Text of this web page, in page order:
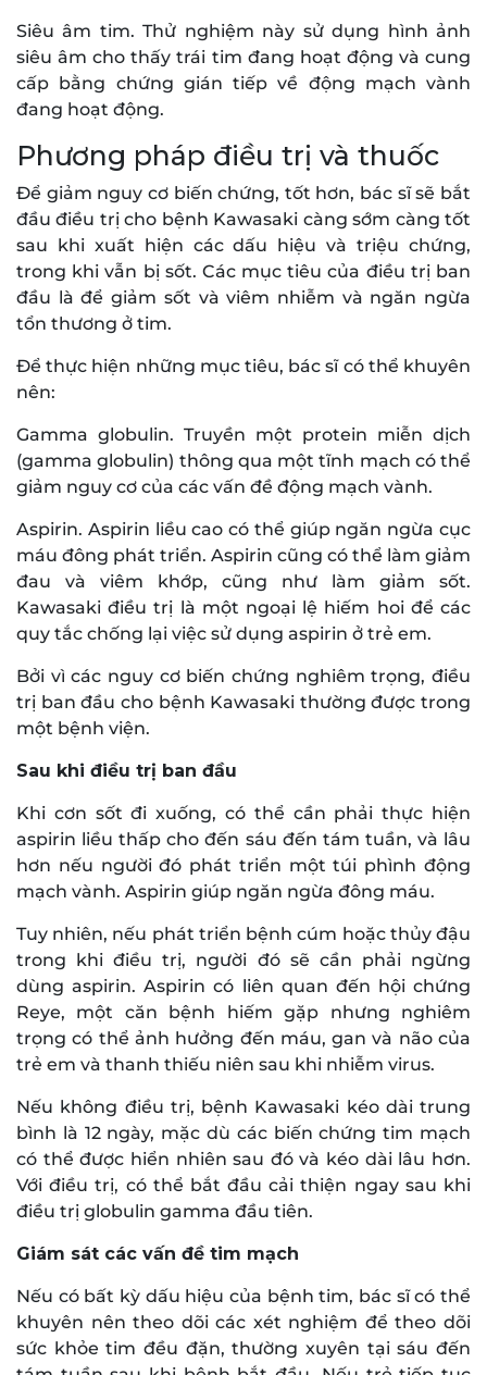
Siêu âm tim. Thử nghiệm này sử dụng hình ảnh
siêu âm cho thấy trái tim đang hoạt động và cung
cấp bằng chứng gián tiếp về động mạch vành
đang hoạt động.
Phương pháp điều trị và thuốc
Để giảm nguy cơ biến chứng, tốt hơn, bác sĩ sẽ bắt
đầu điều trị cho bệnh Kawasaki càng sớm càng tốt
sau khi xuất hiện các dấu hiệu và triệu chứng,
trong khi vẫn bị sốt. Các mục tiêu của điều trị ban
đầu là để giảm sốt và viêm nhiễm và ngăn ngừa
tổn thương ở tim.
Để thực hiện những mục tiêu, bác sĩ có thể khuyên
nên:
Gamma globulin. Truyền một protein miễn dịch
(gamma globulin) thông qua một tĩnh mạch có thể
giảm nguy cơ của các vấn đề động mạch vành.
Aspirin. Aspirin liều cao có thể giúp ngăn ngừa cục
máu đông phát triển. Aspirin cũng có thể làm giảm
đau và viêm khớp, cũng như làm giảm sốt.
Kawasaki điều trị là một ngoại lệ hiếm hoi để các
quy tắc chống lại việc sử dụng aspirin ở trẻ em.
Bởi vì các nguy cơ biến chứng nghiêm trọng, điều
trị ban đầu cho bệnh Kawasaki thường được trong
một bệnh viện.
Sau khi điều trị ban đầu
Khi cơn sốt đi xuống, có thể cần phải thực hiện
aspirin liều thấp cho đến sáu đến tám tuần, và lâu
hơn nếu người đó phát triển một túi phình động
mạch vành. Aspirin giúp ngăn ngừa đông máu.
Tuy nhiên, nếu phát triển bệnh cúm hoặc thủy đậu
trong khi điều trị, người đó sẽ cần phải ngừng
dùng aspirin. Aspirin có liên quan đến hội chứng
Reye, một căn bệnh hiếm gặp nhưng nghiêm
trọng có thể ảnh hưởng đến máu, gan và não của
trẻ em và thanh thiếu niên sau khi nhiễm virus.
Nếu không điều trị, bệnh Kawasaki kéo dài trung
bình là 12 ngày, mặc dù các biến chứng tim mạch
có thể được hiển nhiên sau đó và kéo dài lâu hơn.
Với điều trị, có thể bắt đầu cải thiện ngay sau khi
điều trị globulin gamma đầu tiên.
Giám sát các vấn đề tim mạch
Nếu có bất kỳ dấu hiệu của bệnh tim, bác sĩ có thể
khuyên nên theo dõi các xét nghiệm để theo dõi
sức khỏe tim đều đặn, thường xuyên tại sáu đến